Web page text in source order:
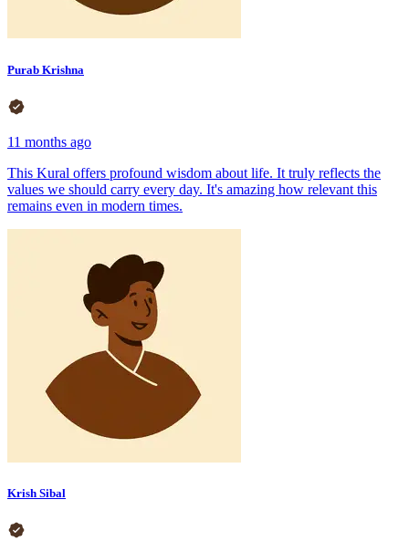
Purab Krishna
11 months ago
This Kural offers profound wisdom about life. It truly reflects the
values we should carry every day. It's amazing how relevant this
remains even in modern times.
Krish Sibal